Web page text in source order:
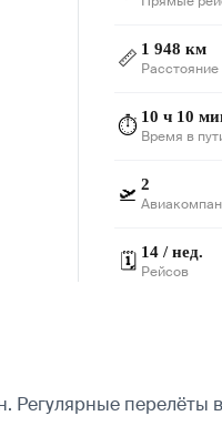
📏 1 948 км
Расстояние
⏱️ 10 ч 10
Время в
🛫 2
🗓️ 14 / нед.
Рейсов
перелёты